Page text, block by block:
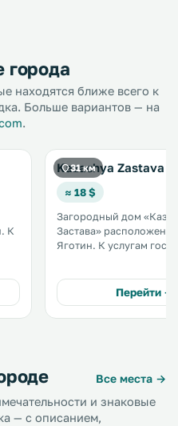
города
находятся ближе всего к
Больше вариантов — на
.
31 км
Kazachya Zastava
≈ 18 $
Загородный дом
Застава» расположен в
Яготин. К услугам гостей
Предоставляется
Fi. На территории обустроена
бесплатная частная
Перейти →
Все места →
и знаковые
— с описанием,